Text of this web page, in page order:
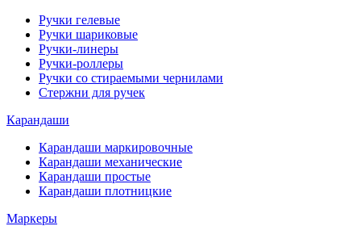
Ручки гелевые
Ручки шариковые
Ручки-линеры
Ручки-роллеры
Ручки со стираемыми чернилами
Стержни для ручек
Карандаши
Карандаши маркировочные
Карандаши механические
Карандаши простые
Карандаши плотницкие
Маркеры